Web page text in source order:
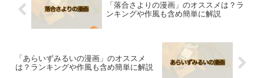
「落合さよりの漫画」のオススメは？ラ
ンキングや作風も含め簡単に解説
「あらいずみるいの漫画」のオススメ
は？ランキングや作風も含め簡単に解説